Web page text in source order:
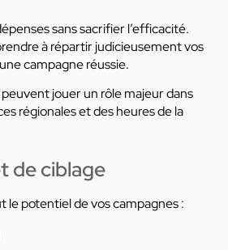
sans sacrifier l’efficacité.
à répartir judicieusement vos
campagne réussie.
jouer un rôle majeur dans
régionales et des heures de la
de ciblage
le potentiel de vos campagnes :